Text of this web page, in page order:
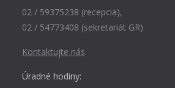
02 / 59375238 (recepcia),
02 / 54773408 (sekretariát GR)
Kontaktujte nás
Úradné hodiny: